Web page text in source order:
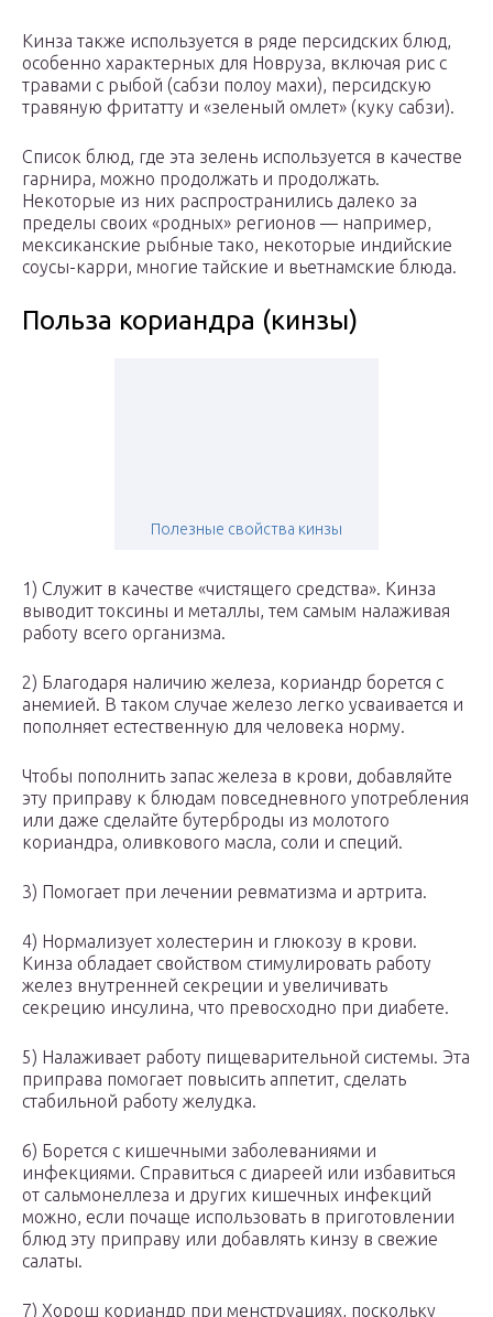
Кинза также используется в ряде персидских блюд,
особенно характерных для Новруза, включая рис с
травами с рыбой (сабзи полоу махи), персидскую
травяную фритатту и «зеленый омлет» (куку сабзи).
Список блюд, где эта зелень используется в качестве
гарнира, можно продолжать и продолжать.
Некоторые из них распространились далеко за
пределы своих «родных» регионов — например,
мексиканские рыбные тако, некоторые индийские
соусы-карри, многие тайские и вьетнамские блюда.
Польза кориандра (кинзы)
Полезные свойства кинзы
1) Служит в качестве «чистящего средства». Кинза
выводит токсины и металлы, тем самым налаживая
работу всего организма.
2) Благодаря наличию железа, кориандр борется с
анемией. В таком случае железо легко усваивается и
пополняет естественную для человека норму.
Чтобы пополнить запас железа в крови, добавляйте
эту приправу к блюдам повседневного употребления
или даже сделайте бутерброды из молотого
кориандра, оливкового масла, соли и специй.
3) Помогает при лечении ревматизма и артрита.
4) Нормализует холестерин и глюкозу в крови.
Кинза обладает свойством стимулировать работу
желез внутренней секреции и увеличивать
секрецию инсулина, что превосходно при диабете.
5) Налаживает работу пищеварительной системы. Эта
приправа помогает повысить аппетит, сделать
стабильной работу желудка.
6) Борется с кишечными заболеваниями и
инфекциями. Справиться с диареей или избавиться
от сальмонеллеза и других кишечных инфекций
можно, если почаще использовать в приготовлении
блюд эту приправу или добавлять кинзу в свежие
салаты.
7) Хорош кориандр при менструациях, поскольку